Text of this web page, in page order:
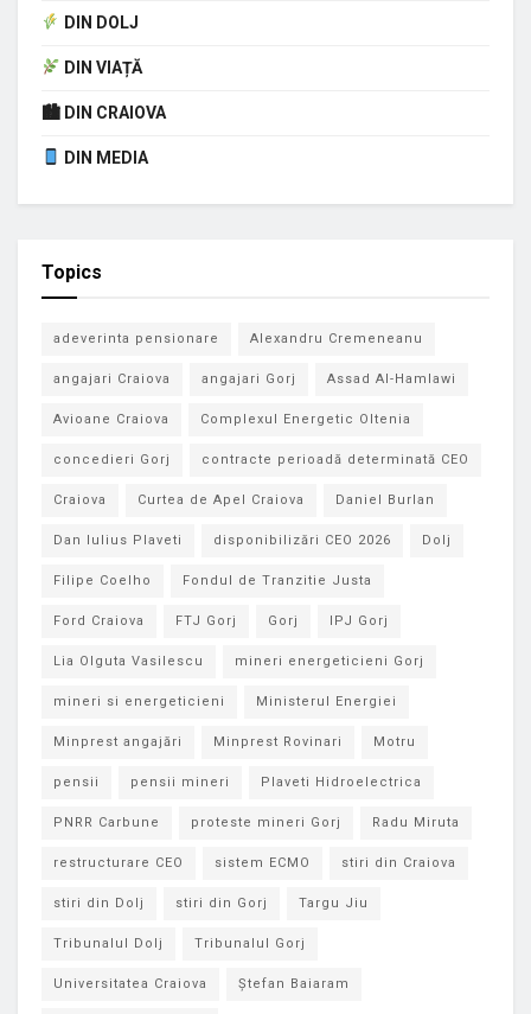
DIN DOLJ
DIN VIAȚĂ
🏙 DIN CRAIOVA
DIN MEDIA
Topics
adeverinta pensionare Alexandru Cremeneanu
angajari Craiova angajari Gorj Assad Al-Hamlawi
Avioane Craiova Complexul Energetic Oltenia
concedieri Gorj contracte perioadă determinată CEO
Craiova Curtea de Apel Craiova Daniel Burlan
Dan Iulius Plaveti disponibilizări CEO 2026 Dolj
Filipe Coelho Fondul de Tranzitie Justa
Ford Craiova FTJ Gorj Gorj IPJ Gorj
Lia Olguta Vasilescu mineri energeticieni Gorj
mineri si energeticieni Ministerul Energiei
Minprest angajări Minprest Rovinari Motru
pensii pensii mineri Plaveti Hidroelectrica
PNRR Carbune proteste mineri Gorj Radu Miruta
restructurare CEO sistem ECMO stiri din Craiova
stiri din Dolj stiri din Gorj Targu Jiu
Tribunalul Dolj Tribunalul Gorj
Universitatea Craiova Ștefan Baiaram